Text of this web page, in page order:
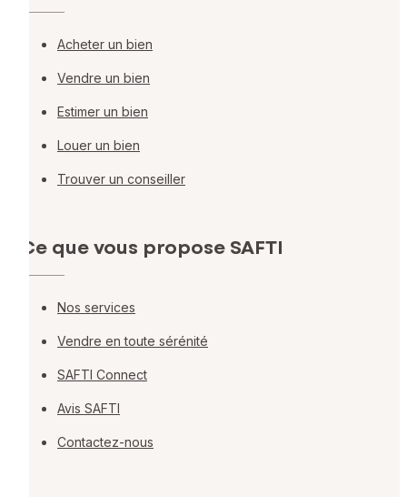
Acheter un bien
Vendre un bien
Estimer un bien
Louer un bien
Trouver un conseiller
Ce que vous propose SAFTI
Nos services
Vendre en toute sérénité
SAFTI Connect
Avis SAFTI
Contactez-nous